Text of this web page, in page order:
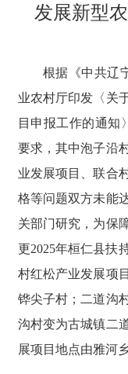
发展新型
根据《中共辽
业农村厅印发〈关
目申报工作的通知
要求，其中泡子沿
业发展项目、联合
格等问题双方未能
关部门研究，为保
更2025年桓仁县扶
村红松产业发展项
铧尖子村；二道沟
沟村变为古城镇二
展项目地点由雅河